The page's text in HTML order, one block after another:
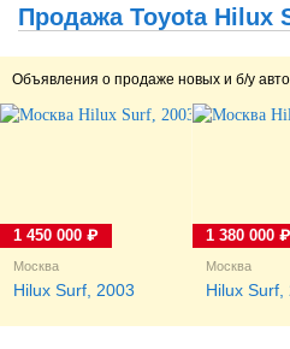
Продажа Toyota Hilux
Объявления о продаже новых и б/у авто
Москва
Hilux Surf, 2003
1 450 000 ₽
Москва
Hilux Surf,
1 380 000 ₽